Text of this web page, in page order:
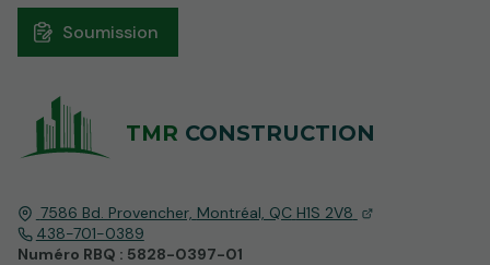
TMR CONSTRUCTION
7586 Bd. Provencher, Montréal, QC H1S 2V8
438-701-0389
Numéro RBQ : 5828-0397-01
Soumission